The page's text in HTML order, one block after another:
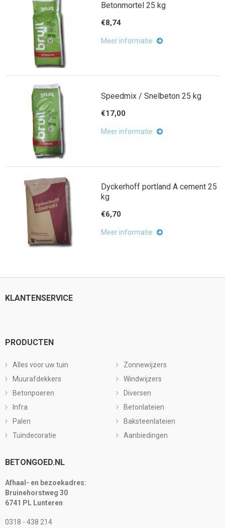
Betonmortel 25 kg
€8,74
Meer informatie
Speedmix / Snelbeton 25 kg
€17,00
Meer informatie
Dyckerhoff portland A cement 25
kg
€6,70
Meer informatie
KLANTENSERVICE
PRODUCTEN
Alles voor uw tuin
Muurafdekkers
Betonpoeren
Infra
Palen
Tuindecoratie
Zonnewijzers
Windwijzers
Diversen
Betonlateien
Baksteenlateien
Aanbiedingen
BETONGOED.NL
Afhaal- en bezoekadres:
Bruinehorstweg 30
6741 PL Lunteren
0318 - 438 214